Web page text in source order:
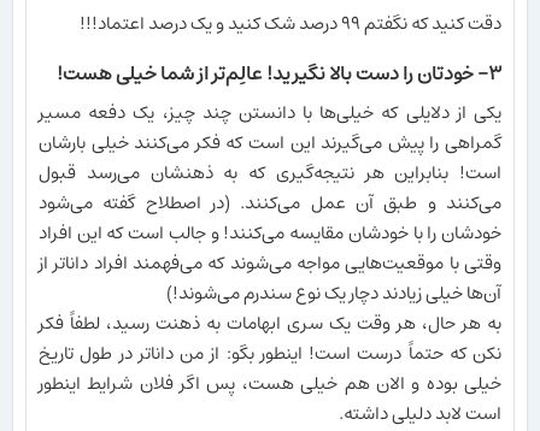
دقت کنید که نگفتم ۹۹ درصد شک کنید و یک درصد اعتماد!!!
۳- خودتان را دست بالا نگیرید! عالِم‌تر از شما خیلی هست!
یکی از دلایلی که خیلی‌ها با دانستن چند چیز، یک دفعه مسیر
گمراهی را پیش می‌گیرند این است که فکر می‌کنند خیلی بارشان
است! بنابراین هر نتیجه‌گیری که به ذهنشان می‌رسد قبول
می‌کنند و طبق آن عمل می‌کنند. (در اصطلاح گفته می‌شود
خودشان را با خودشان مقایسه می‌کنند! و جالب است که این افراد
وقتی با موقعیت‌هایی مواجه می‌شوند که می‌فهمند افراد داناتر از
آن‌ها خیلی زیادند دچار یک نوع سندرم می‌شوند!)
به هر حال، هر وقت یک سری ابهامات به ذهنت رسید، لطفاً فکر
نکن که حتماً درست است! اینطور بگو: از من داناتر در طول تاریخ
خیلی بوده و الان هم خیلی هست، پس اگر فلان شرایط اینطور
است لابد دلیلی داشته.